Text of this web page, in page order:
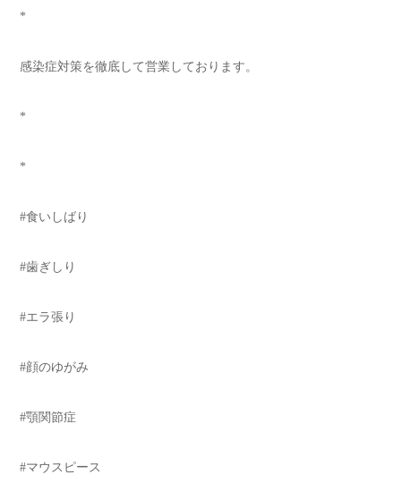
*
感染症対策を徹底して営業しております。
*
*
#食いしばり
#歯ぎしり
#エラ張り
#顔のゆがみ
#顎関節症
#マウスピース